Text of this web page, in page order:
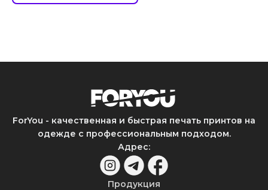
ForYou - качественная и быстрая печать принтов на
одежде с профессиональным подходом.
Адрес:
Продукция